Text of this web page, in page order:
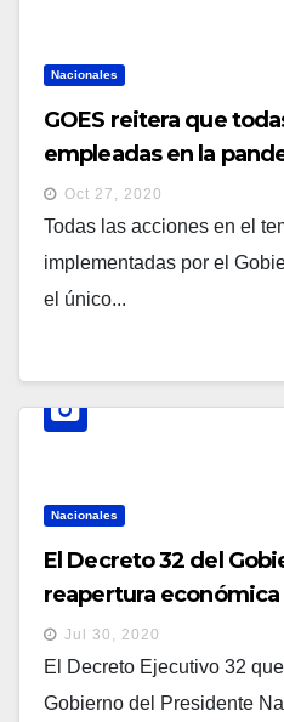
Nacionales
GOES reitera que
empleadas en la
legal en el Código de
Oct 27, 2020
Todas las acciones en el
implementadas por el
el único...
Nacionales
El Decreto 32 del
reapertura
una ley por la
Jul 30, 2020
El Decreto Ejecutivo 32
Gobierno del Presidente